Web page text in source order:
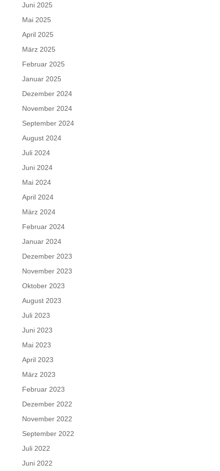
Juni 2025
Mai 2025
April 2025
März 2025
Februar 2025
Januar 2025
Dezember 2024
November 2024
September 2024
August 2024
Juli 2024
Juni 2024
Mai 2024
April 2024
März 2024
Februar 2024
Januar 2024
Dezember 2023
November 2023
Oktober 2023
August 2023
Juli 2023
Juni 2023
Mai 2023
April 2023
März 2023
Februar 2023
Dezember 2022
November 2022
September 2022
Juli 2022
Juni 2022